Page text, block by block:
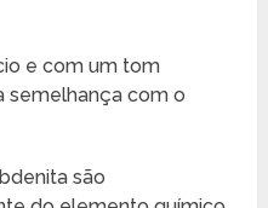
e com um tom
semelhança com o
são